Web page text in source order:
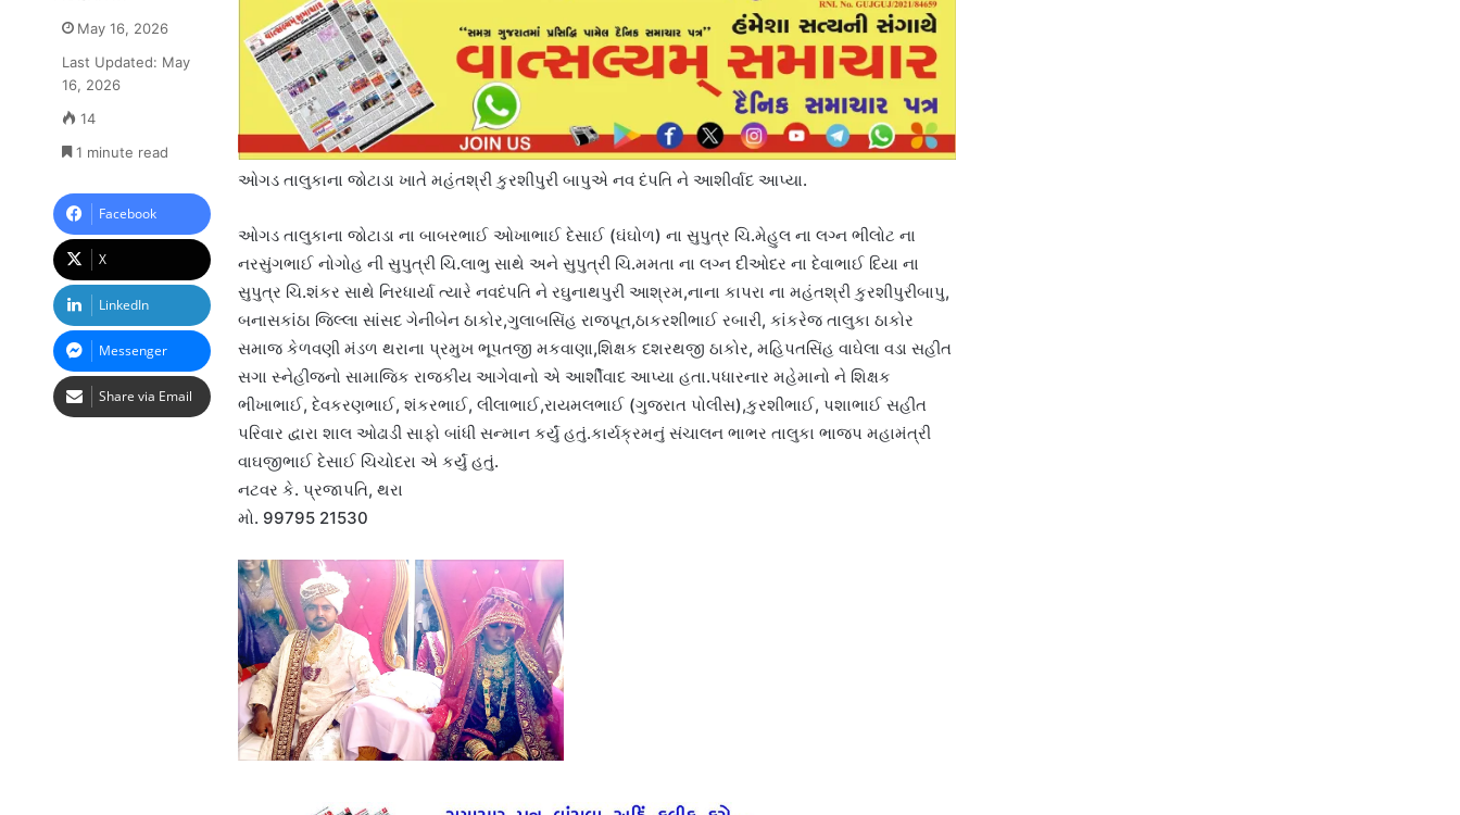
ઓગડ તાલુકાના જોટાડા ખાતે મહંતશ્રી કુરશીપુરી બાપુએ નવ દંપતિ ને આશીર્વાદ આપ્યા.
ઓગડ તાલુકાના જોટાડા ના બાબરભાઈ ઓખાભાઈ દેસાઈ (ઘંઘોળ) ના સુપુત્ર ચિ.મેહુલ ના લગ્ન ભીલોટ ના
નરસુંગભાઈ નોગોહ ની સુપુત્રી ચિ.લાભુ સાથે અને સુપુત્રી ચિ.મમતા ના લગ્ન દીઓદર ના દેવાભાઈ દિયા ના
સુપુત્ર ચિ.શંકર સાથે નિરધાર્યા ત્યારે નવદંપતિ ને રઘુનાથપુરી આશ્રમ,નાના કાપરા ના મહંતશ્રી કુરશીપુરીબાપુ,
બનાસકાંઠા જિલ્લા સાંસદ ગેનીબેન ઠાકોર,ગુલાબસિંહ રાજપૂત,ઠાકરશીભાઈ રબારી, કાંકરેજ તાલુકા ઠાકોર
સમાજ કેળવણી મંડળ થરાના પ્રમુખ ભૂપતજી મકવાણા,શિક્ષક દશરથજી ઠાકોર, મહિપતસિંહ વાઘેલા વડા સહીત
સગા સ્નેહીજનો સામાજિક રાજકીય આગેવાનો એ આર્શીવાદ આપ્યા હતા.પધારનાર મહેમાનો ને શિક્ષક
ભીખાભાઈ, દેવકરણભાઈ, શંકરભાઈ, લીલાભાઈ,રાયમલભાઈ (ગુજરાત પોલીસ),કુરશીભાઈ, પશાભાઈ સહીત
પરિવાર દ્વારા શાલ ઓઢાડી સાફો બાંધી સન્માન કર્યું હતું.કાર્યક્રમનું સંચાલન ભાભર તાલુકા ભાજપ મહામંત્રી
વાઘજીભાઈ દેસાઈ ચિચોદરા એ કર્યું હતું.
નટવર કે. પ્રજાપતિ, થરા
મો. 99795 21530
May 16, 2026
Last Updated: May
16, 2026
14
1 minute read
Facebook
X
LinkedIn
Messenger
Share via Email